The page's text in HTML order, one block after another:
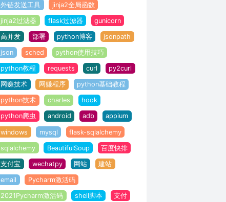
外链发送工具 jinja2全局函数
jinja2过滤器 flask过滤器 gunicorn
高并发 部署 python博客 jsonpath
json sched python使用技巧
python教程 requests curl py2curl
网赚技术 网赚程序 python基础教程
python技术 charles hook
python爬虫 android adb appium
windows mysql flask-sqlalchemy
sqlalchemy BeautifulSoup 百度快排
支付宝 wechatpy 网站 建站
email Pycharm激活码
2021Pycharm激活码 shell脚本 支付